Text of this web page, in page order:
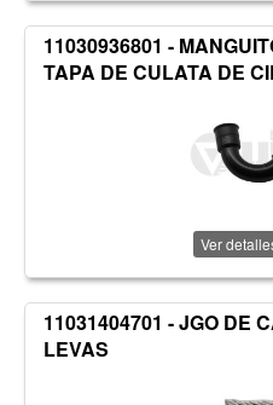
11030936801 -
TAPA DE CULATA DE
Ver
11031404701 - JGO DE
LEVAS